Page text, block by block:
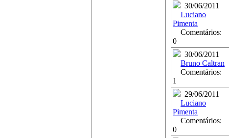
30/06/2011
Luciano
Pimenta
Comentários:
0
30/06/2011
Bruno Caltran
Comentários:
1
29/06/2011
Luciano
Pimenta
Comentários:
0